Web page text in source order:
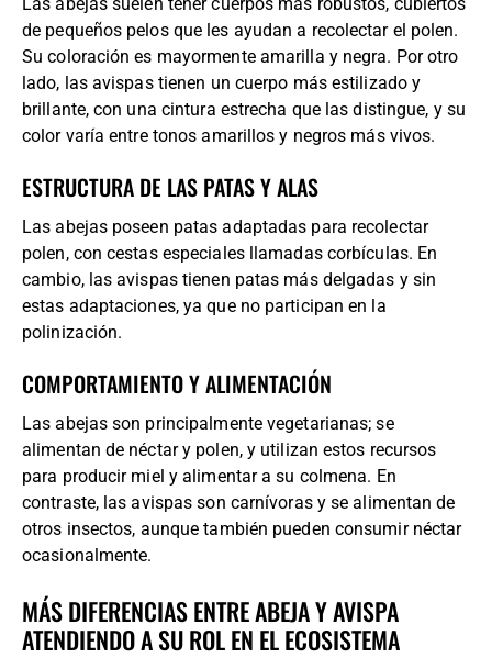
de pequeños pelos que les ayudan a recolectar el polen.
Su coloración es mayormente amarilla y negra. Por otro
lado, las avispas tienen un cuerpo más estilizado y
brillante, con una cintura estrecha que las distingue, y su
color varía entre tonos amarillos y negros más vivos.
ESTRUCTURA DE LAS PATAS Y ALAS
Las abejas poseen patas adaptadas para recolectar
polen, con cestas especiales llamadas corbículas. En
cambio, las avispas tienen patas más delgadas y sin
estas adaptaciones, ya que no participan en la
polinización.
COMPORTAMIENTO Y ALIMENTACIÓN
Las abejas son principalmente vegetarianas; se
alimentan de néctar y polen, y utilizan estos recursos
para producir miel y alimentar a su colmena. En
contraste, las avispas son carnívoras y se alimentan de
otros insectos, aunque también pueden consumir néctar
ocasionalmente.
MÁS DIFERENCIAS ENTRE ABEJA Y AVISPA
ATENDIENDO A SU ROL EN EL ECOSISTEMA